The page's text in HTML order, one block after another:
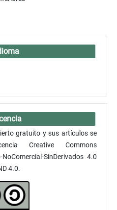
gratuito y sus artículos se
Creative Commons
SinDerivados 4.0
4.0.